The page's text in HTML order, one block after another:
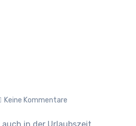
Keine Kommentare